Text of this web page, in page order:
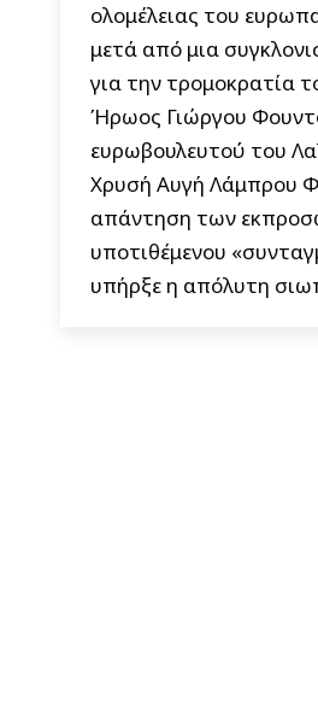
ολομέλειας του
μετά από μια
για την τρομοκρατία
Ήρωος Γιώργου
ευρωβουλευτού του
Χρυσή Αυγή Λάμπρου
απάντηση των
υποτιθέμενου
υπήρξε η απόλυτη